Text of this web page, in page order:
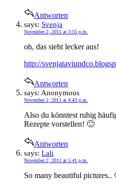
Antworten
says: Svenja
November 2, 2011 at 3:55 p.m.
oh, das sieht lecker aus!
http://
Antworten
says: Anonymous
November 2, 2011 at 4:43 p.m.
Also du könntest ruhig
Rezepte vorstellen! 🙂
Antworten
says: Lali
November 2, 2011 at 5:41 p.m.
So many beautiful pictures..